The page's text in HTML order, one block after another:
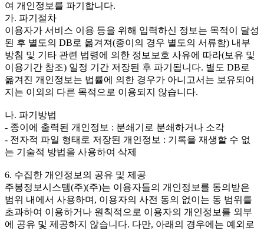
여 개인정보를 파기합니다.
가. 파기절차
이용자가 서비스 이용 등을 위해 입력하신 정보는 목적이 달성
된 후 별도의 DB로 옮겨져(종이의 경우 별도의 서류함) 내부
방침 및 기타 관련 법령에 의한 정보보호 사유에 따라(보유 및
이용기간 참조) 일정 기간 저장된 후 파기됩니다. 별도 DB로
옮겨진 개인정보는 법률에 의한 경우가 아니고서는 보유되어
지는 이외의 다른 목적으로 이용되지 않습니다.
나. 파기방법
- 종이에 출력된 개인정보 : 분쇄기로 분쇄하거나 소각
- 전자적 파일 형태로 저장된 개인정보 : 기록을 재생할 수 없
는 기술적 방법을 사용하여 삭제
6. 수집한 개인정보의 공유 및 제공
주봉정보시스템(주)(주)는 이용자들의 개인정보를 동의받은
범위 내에서 사용하며, 이용자의 사전 동의 없이는 동 범위를
초과하여 이용하거나 원칙적으로 이용자의 개인정보를 외부
에 공유 및 제공하지 않습니다. 다만, 아래의 경우에는 예외로